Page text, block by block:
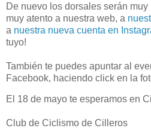
De nuevo los dorsales serán
muy atento a nuestra web, a
a nuestra nueva cuenta en
tuyo!
También te puedes apuntar al
Facebook, haciendo click en la
El 18 de mayo te esperamos en
Club de Ciclismo de Cilleros